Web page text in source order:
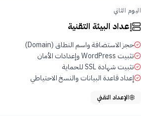
اليوم الثاني
إعداد البيئة التقنية
حجز الاستضافة واسم النطاق (Domain)
تثبيت WordPress وإعدادات الأمان
تثبيت شهادة SSL للحماية
إعداد قاعدة البيانات والنسخ الاحتياطي
الإعداد التقني